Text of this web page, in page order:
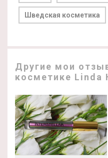
Шведская косметика
Другие мои
косметике Linda